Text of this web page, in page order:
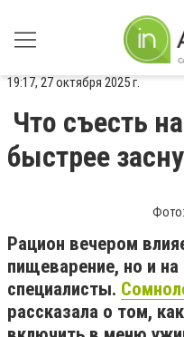
19:17, 27 октября 2025 г.
Что съесть
быстрее
Рацион вечером
пищеварение, но и
специалисты.
рассказала о том,